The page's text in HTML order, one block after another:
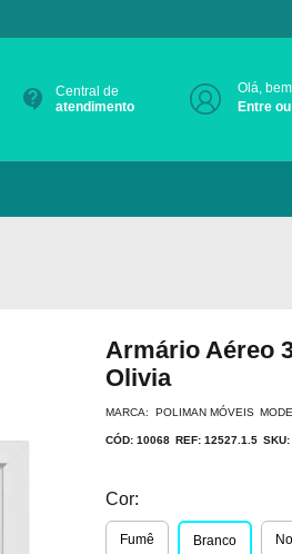
contact_support
Central de
atendimento
Olá,
Entre
Armário Aéreo
Olivia
MARCA: POLIMAN MÓVEIS
CÓD: 10068 REF: 12527.1.5
Cor:
Fumê Branco